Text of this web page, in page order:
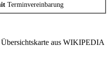
Terminvereinbarung